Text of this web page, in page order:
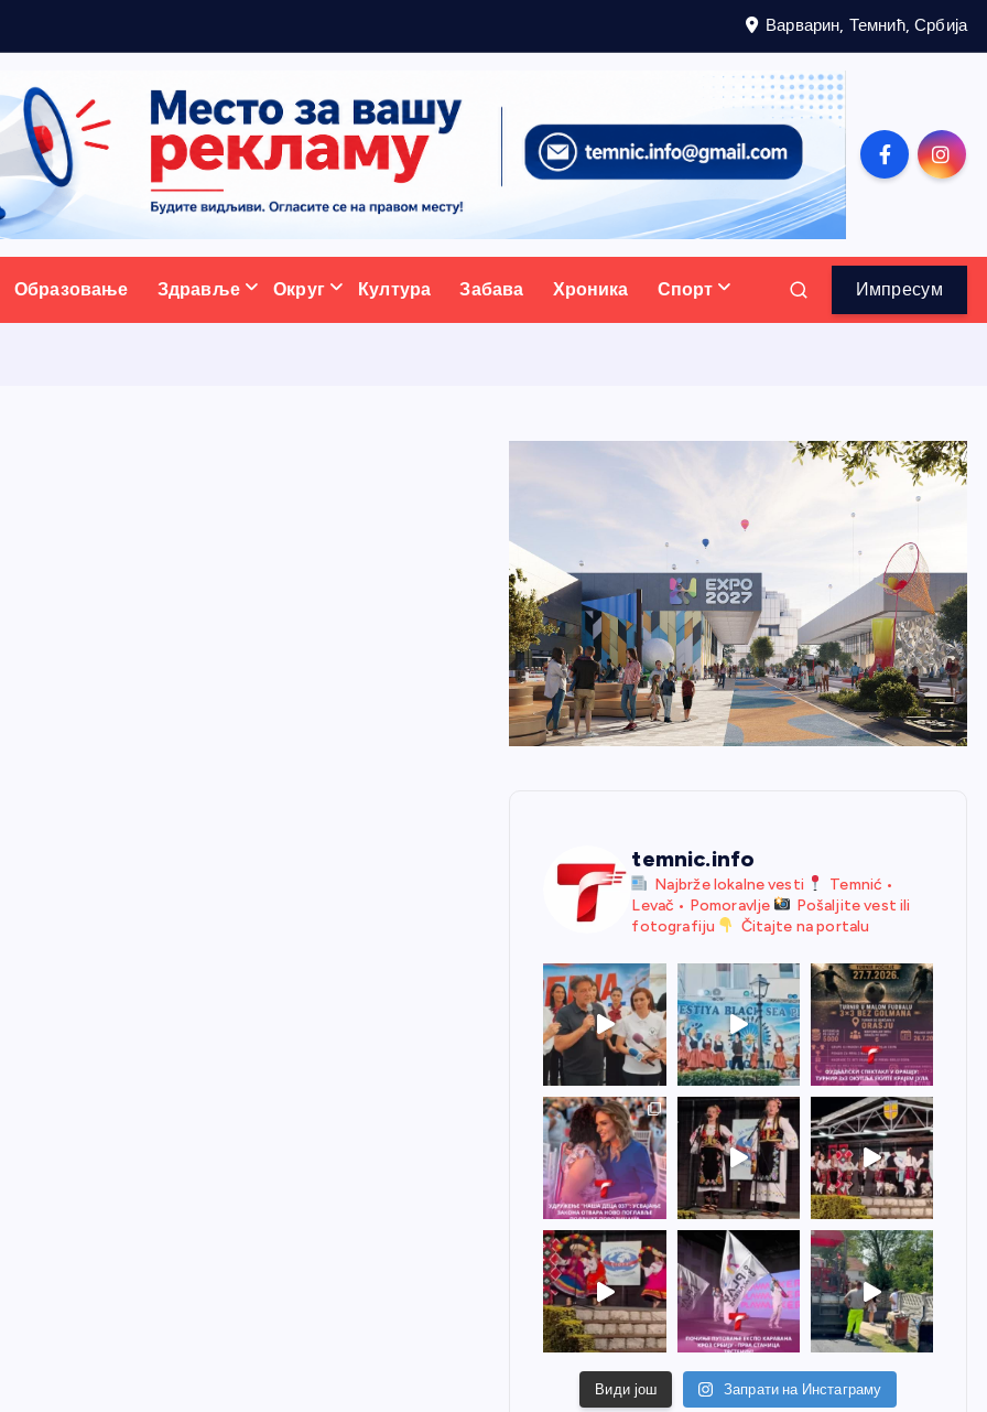
Варварин, Темнић, Србија
портал
Образовање Здравље Округ Култура Забава Хроника Спорт Импресум
temnic.info
Najbrže lokalne vesti
Temnić •
Levač • Pomoravlje
Pošaljite vest ili
fotografiju
Čitajte na portalu
Види још Запрати на Инстаграму